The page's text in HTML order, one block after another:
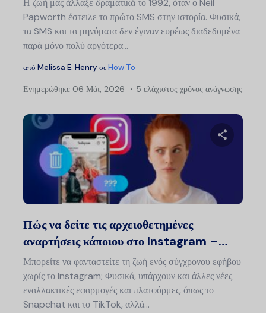
Η ζωή μας άλλαξε δραματικά το 1992, όταν ο Neil
Papworth έστειλε το πρώτο SMS στην ιστορία. Φυσικά,
τα SMS και τα μηνύματα δεν έγιναν ευρέως διαδεδομένα
παρά μόνο πολύ αργότερα...
από Melissa E. Henry σεHow To
Ενημερώθηκε 06 Μάι, 2026 5 ελάχιστος χρόνος ανάγνωσης
Πώς να δείτε τις αρχειοθετημένες
αναρτήσεις κάποιου στο Instagram –…
Μπορείτε να φανταστείτε τη ζωή ενός σύγχρονου εφήβου
χωρίς το Instagram; Φυσικά, υπάρχουν και άλλες νέες
εναλλακτικές εφαρμογές και πλατφόρμες, όπως το
Snapchat και το TikTok, αλλά...